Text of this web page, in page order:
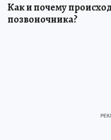
Как и почему
позвоночника?